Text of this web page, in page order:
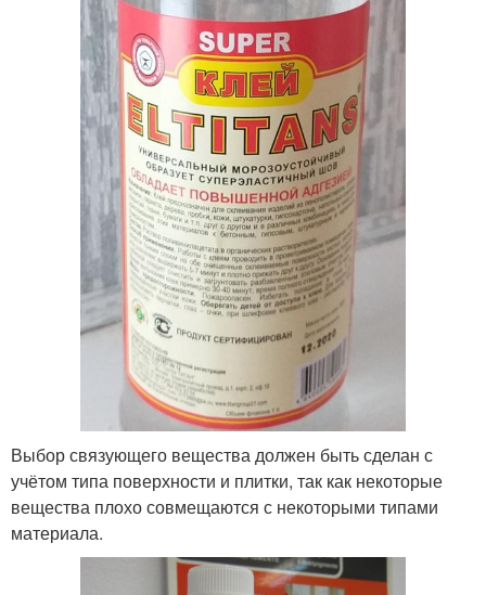
Выбор связующего вещества должен быть сделан с
учётом типа поверхности и плитки, так как некоторые
вещества плохо совмещаются с некоторыми типами
материала.